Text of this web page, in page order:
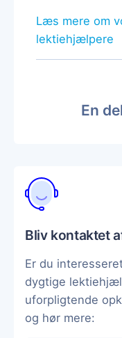
Læs mere om
lektiehjælpere
En
Bliv kontaktet
Er du
dygtige
uforpligtende
og hør mere: